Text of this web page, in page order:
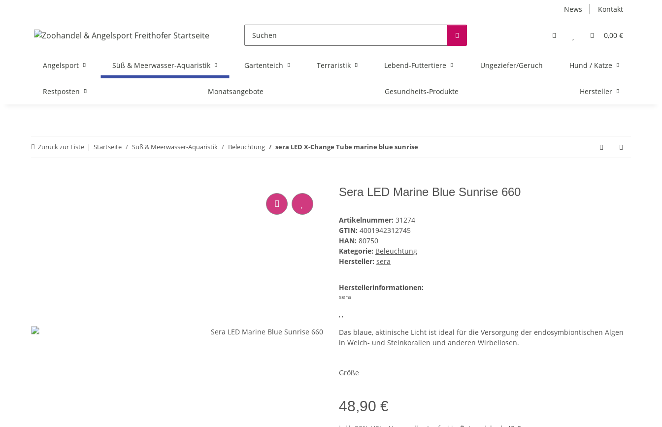
News Kontakt
0,00 €
Angelsport Süß & Meerwasser-Aquaristik Gartenteich Terraristik Lebend-Futtertiere Ungeziefer/Geruch Hund / Katze
Restposten Monatsangebote Gesundheits-Produkte Hersteller
Zurück zur Liste Startseite Süß & Meerwasser-Aquaristik Beleuchtung sera LED X-Change Tube marine blue sunrise
Sera LED Marine Blue Sunrise 660
Artikelnummer: 31274
GTIN: 4001942312745
HAN: 80750
Kategorie: Beleuchtung
Hersteller: sera
Herstellerinformationen:
sera
, ,
Das blaue, aktinische Licht ist ideal für die Versorgung der endosymbiontischen Algen
in Weich- und Steinkorallen und anderen Wirbellosen.
Größe
48,90 €